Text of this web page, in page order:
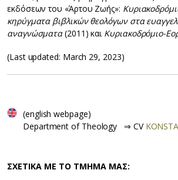
εκδόσεων του «Άρτου Ζωής»:
κηρύγματα βιβλικών θεολόγων στα
αναγνώσματα(2011) και Κυριακοδρόμιο-
(Last updated: March 29, 2023)
(english webpage)
Department of Theology ⇒ CV
ΣΧΕΤΙΚΑ ΜΕ ΤΟ ΤΜΗΜΑ ΜΑΣ: